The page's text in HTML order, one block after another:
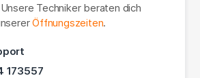
Techniker beraten dich
Öffnungszeiten.
173557